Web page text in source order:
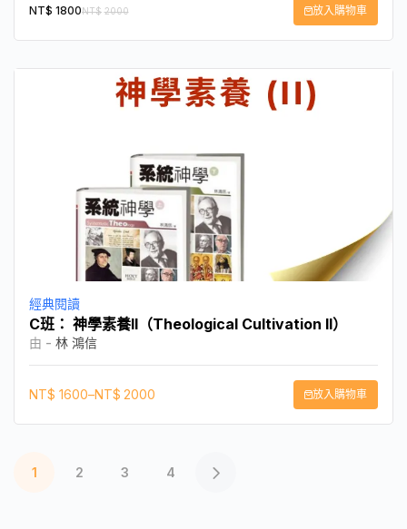
NT$ 2000
NT$ 1800 放入購物車
經典閱讀
C班： 神學素養II（Theological Cultivation II）
由 - 林 鴻信
NT$ 1600–NT$ 2000 放入購物車
1 2 3 4